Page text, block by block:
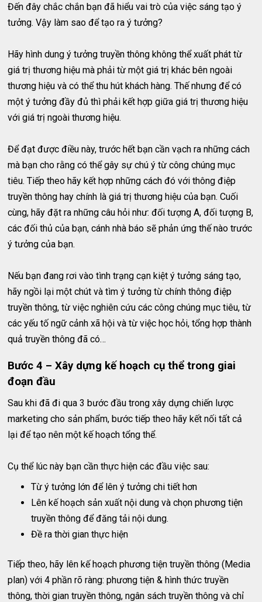
Đến đây chắc chắn bạn đã hiểu vai trò của việc sáng tạo ý
tưởng. Vậy làm sao để tạo ra ý tưởng?
Hãy hình dung ý tưởng truyền thông không thể xuất phát từ
giá trị thương hiệu mà phải từ một giá trị khác bên ngoài
thương hiệu và có thể thu hút khách hàng. Thế nhưng để có
một ý tưởng đầy đủ thì phải kết hợp giữa giá trị thương hiệu
với giá trị ngoài thương hiệu.
Để đạt được điều này, trước hết bạn cần vạch ra những cách
mà bạn cho rằng có thể gây sự chú ý từ công chúng mục
tiêu. Tiếp theo hãy kết hợp những cách đó với thông điệp
truyền thông hay chính là giá trị thương hiệu của bạn. Cuối
cùng, hãy đặt ra những câu hỏi như: đối tượng A, đối tượng B,
các đối thủ của bạn, cánh nhà báo sẽ phản ứng thế nào trước
ý tưởng của bạn.
Nếu bạn đang rơi vào tình trạng cạn kiệt ý tưởng sáng tạo,
hãy ngồi lại một chút và tìm ý tưởng từ chính thông điệp
truyền thông, từ việc nghiên cứu các công chúng mục tiêu, từ
các yếu tố ngữ cảnh xã hội và từ việc học hỏi, tổng hợp thành
quả truyền thông đã có…
Bước 4 – Xây dựng kế hoạch cụ thể trong giai
đoạn đầu
Sau khi đã đi qua 3 bước đầu trong xây dựng chiến lược
marketing cho sản phẩm, bước tiếp theo hãy kết nối tất cả
lại để tạo nên một kế hoạch tổng thể.
Cụ thể lúc này bạn cần thực hiện các đầu việc sau:
Từ ý tưởng lớn để lên ý tưởng chi tiết hơn
Lên kế hoạch sản xuất nội dung và chọn phương tiện
truyền thông để đăng tải nội dung.
Đề ra thời gian thực hiện
Tiếp theo, hãy lên kế hoạch phương tiện truyền thông (Media
plan) với 4 phần rõ ràng: phương tiện & hình thức truyền
thông, thời gian truyền thông, ngân sách truyền thông và chỉ